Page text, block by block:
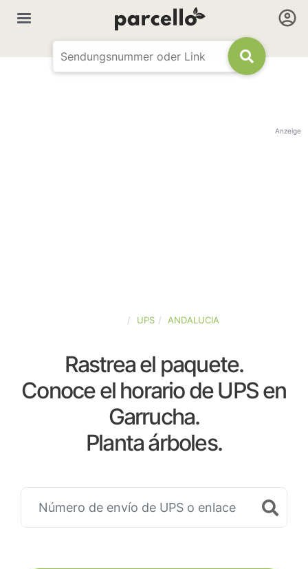
Anzeige
UPS ANDALUCIA
Rastrea el paquete.
Conoce el horario de UPS en
Garrucha.
Planta árboles.